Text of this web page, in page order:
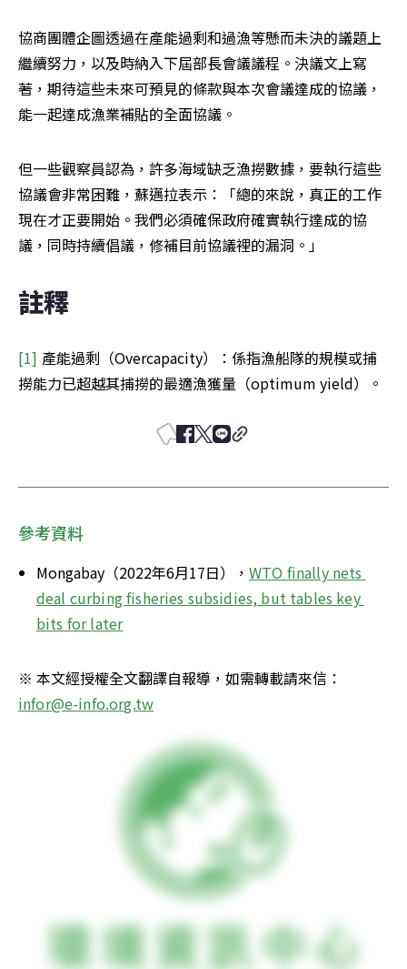
協商團體企圖透過在產能過剩和過漁等懸而未決的議題上
繼續努力，以及時納入下屆部長會議議程。決議文上寫
著，期待這些未來可預見的條款與本次會議達成的協議，
能一起達成漁業補貼的全面協議。
但一些觀察員認為，許多海域缺乏漁撈數據，要執行這些
協議會非常困難，蘇邁拉表示：「總的來說，真正的工作
現在才正要開始。我們必須確保政府確實執行達成的協
議，同時持續倡議，修補目前協議裡的漏洞。」
註釋
[1] 產能過剩（Overcapacity）：係指漁船隊的規模或捕
撈能力已超越其捕撈的最適漁獲量（optimum yield）。
參考資料
Mongabay（2022年6月17日）， WTO finally nets
deal curbing fisheries subsidies, but tables key
bits for later
※ 本文經授權全文翻譯自報導，如需轉載請來信：
infor@e-info.org.tw